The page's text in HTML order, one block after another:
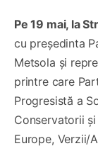
Pe 19 mai, la
cu președinta
Metsola și
printre care
Progresistă a
Conservatorii
Europe, Verzii/